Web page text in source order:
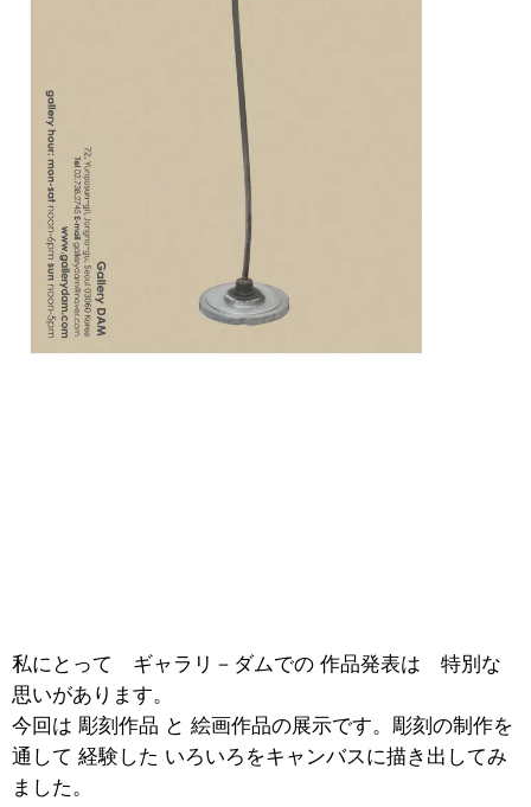
私にとって ギャラリ－ダムでの 作品発表は 特別な
思いがあります。
今回は 彫刻作品 と 絵画作品の展示です。彫刻の制作を
通して 経験した いろいろをキャンバスに描き出してみ
ました。